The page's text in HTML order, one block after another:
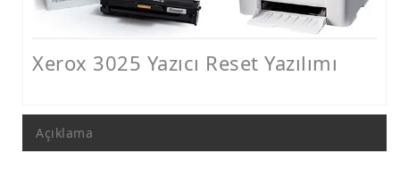
Samsung Yazıcı Reset
Canon Yazıcı Reset
TR YAZICI RESET
Xerox 3025 Yazıcı Reset Yazılımı
Açıklama